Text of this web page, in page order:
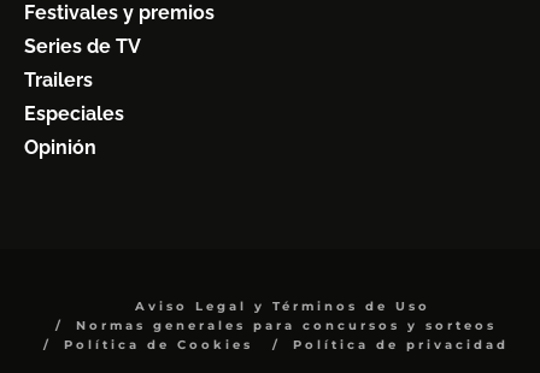
Festivales y premios
Series de TV
Trailers
Especiales
Opinión
Aviso Legal y Términos de Uso
Normas generales para concursos y sorteos
Política de Cookies
Política de privacidad